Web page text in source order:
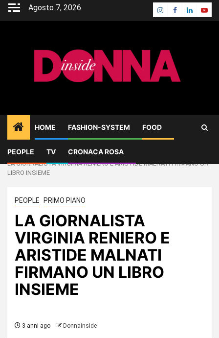
Skip
Agosto 7, 2026 Instagram
Facebook
Linkedin
HOME FASHION-SYSTEM FOOD
PEOPLE TV CRONACA ROSA
Home
PEOPLE
LA GIORNALISTA VIRGINIA RENIERO E ARISTIDE MALNATI FIRMANO UN
LIBRO INSIEME
PEOPLE PRIMO PIANO
LA GIORNALISTA
VIRGINIA RENIERO E
ARISTIDE MALNATI
FIRMANO UN LIBRO
INSIEME
3 anni ago Donnainside